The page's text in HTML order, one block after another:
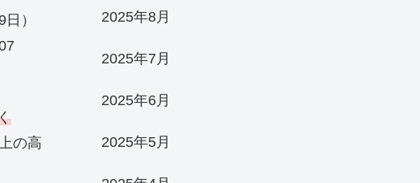
）
の高
2025年8月
2025年7月
2025年6月
2025年5月